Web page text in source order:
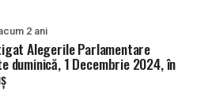
2 ani
Alegerile Parlamentare
duminică, 1 Decembrie 2024, în